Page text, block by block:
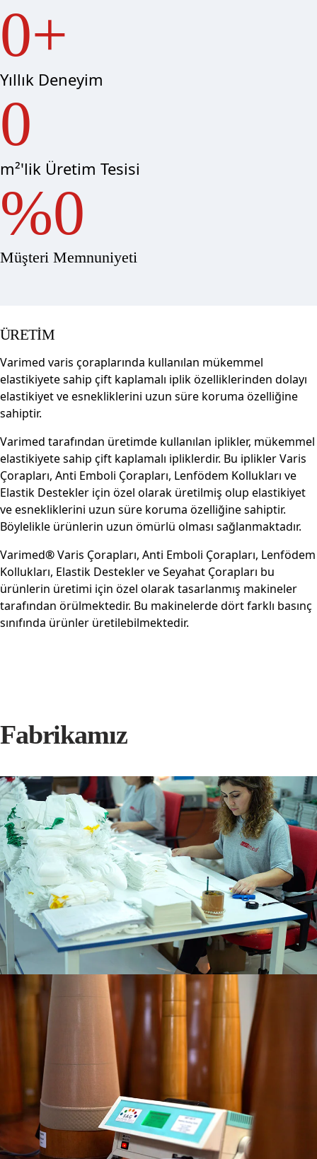
0
Yıllık Deneyim
0
m²'lik Üretim Tesisi
0
Müşteri Memnuniyeti
ÜRETİM
Varimed varis çoraplarında kullanılan mükemmel
elastikiyete sahip çift kaplamalı iplik özelliklerinden dolayı
elastikiyet ve esnekliklerini uzun süre koruma özelliğine
sahiptir.
Varimed tarafından üretimde kullanılan iplikler, mükemmel
elastikiyete sahip çift kaplamalı ipliklerdir. Bu iplikler Varis
Çorapları, Anti Emboli Çorapları, Lenfödem Kollukları ve
Elastik Destekler için özel olarak üretilmiş olup elastikiyet
ve esnekliklerini uzun süre koruma özelliğine sahiptir.
Böylelikle ürünlerin uzun ömürlü olması sağlanmaktadır.
Varimed®Varis Çorapları, Anti Emboli Çorapları, Lenfödem
Kollukları, Elastik Destekler ve Seyahat Çorapları bu
ürünlerin üretimi için özel olarak tasarlanmış makineler
tarafından örülmektedir. Bu makinelerde dört farklı basınç
sınıfında ürünler üretilebilmektedir.
Fabrikamız